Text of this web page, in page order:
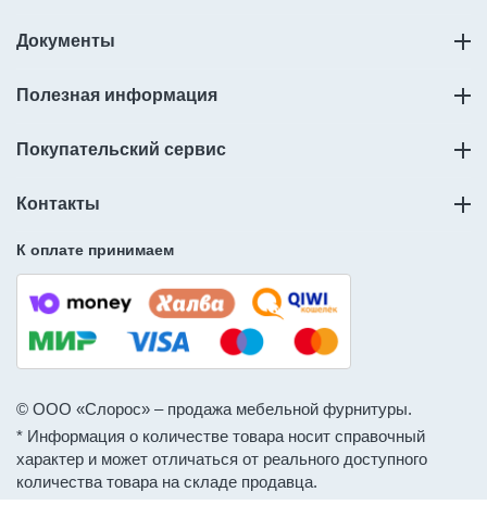
Документы
Полезная информация
Покупательский сервис
Контакты
К оплате принимаем
© ООО «Слорос» – продажа мебельной фурнитуры.
* Информация о количестве товара носит справочный
характер и может отличаться от реального доступного
количества товара на складе продавца.